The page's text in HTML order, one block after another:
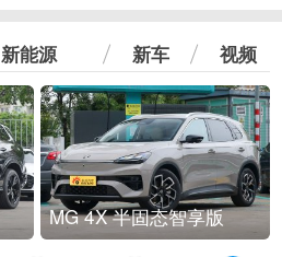
新能源 新车 视频
MG 4X 半固态智享版